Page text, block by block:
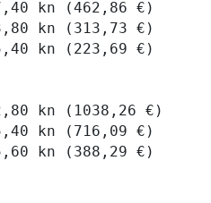
kn (462,86 €)
kn (313,73 €)
kn (223,69 €)
kn (1038,26 €)
kn (716,09 €)
kn (388,29 €)